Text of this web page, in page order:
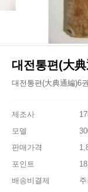
대전통편(大
대전통편(大典通編)6
제조사
모델
판매가격
포인트
배송비결제